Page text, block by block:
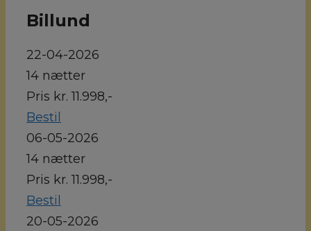
Billund
22-04-2026
14 nætter
Pris kr. 11.998,-
Bestil
06-05-2026
14 nætter
Pris kr. 11.998,-
Bestil
20-05-2026